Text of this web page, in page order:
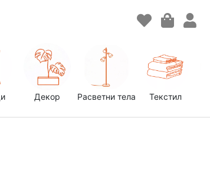
Декор Расветни тела Текстил